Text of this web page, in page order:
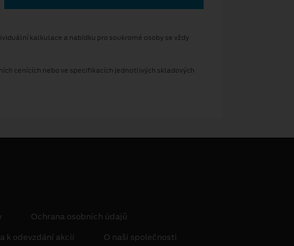
kalkulace a nabídku pro soukromé osoby se vždy
cenících nebo ve specifikacích jednotlivých skladových
Ochrana osobních údajů
k odevzdání akcií O naší společnosti